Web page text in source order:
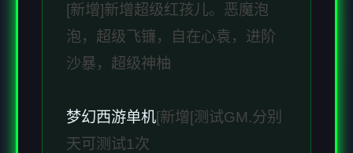
[新增]新增超级红孩儿。恶魔泡
泡，超级飞镰，自在心袁，进阶
沙暴，超级神柚
梦幻西游单机[新增[测试GM.分别
天可测试1次